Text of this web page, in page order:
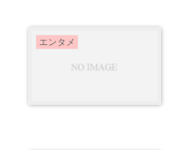
エンタメ